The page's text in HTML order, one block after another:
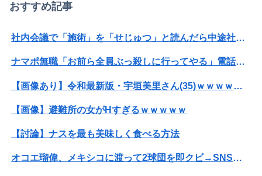
おすすめ記事
社内会議で「施術」を「せじゅつ」と読んだら中途社員にすら笑われたｗｗｗｗｗｗ
ナマポ無職「お前ら全員ぶっ殺しに行ってやる」電話でナマポの打ち切り伝えられ市職員を脅す
【画像あり】令和最新版・宇垣美里さん(35)ｗｗｗｗｗｗｗｗｗ
【画像】避難所の女がHすぎるｗｗｗｗｗ
【討論】ナスを最も美味しく食べる方法
オコエ瑠偉、メキシコに渡って2球団を即クビ→SNS更新が3ヶ月間止まって消息不明に